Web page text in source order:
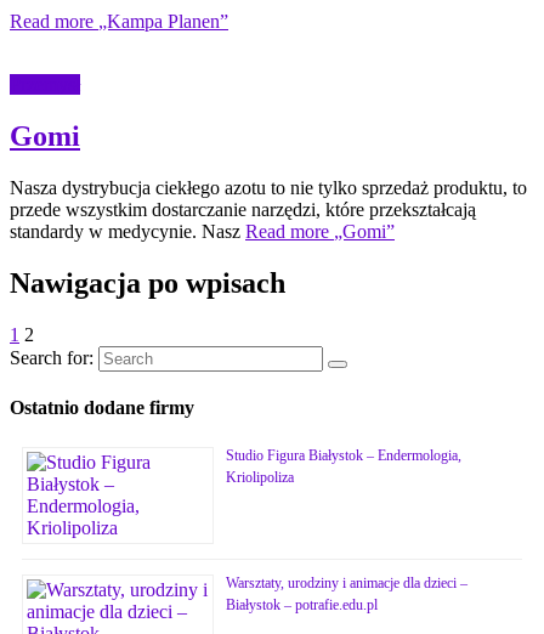
Read more „Kampa Planen”
Gomi
Nasza dystrybucja ciekłego azotu to nie tylko sprzedaż produktu, to
przede wszystkim dostarczanie narzędzi, które przekształcają
standardy w medycynie. Nasz Read more „Gomi”
Nawigacja po wpisach
1 2
Search for:
Ostatnio dodane firmy
Studio Figura Białystok – Endermologia,
Kriolipoliza
Warsztaty, urodziny i animacje dla dzieci –
Białystok – potrafie.edu.pl